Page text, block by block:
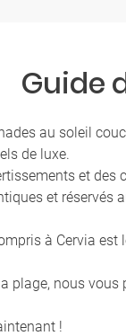
Guide
au soleil
de luxe.
et
et
à Cervia
nous
!